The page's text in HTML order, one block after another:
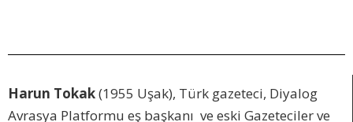
Harun Tokak(1955 Uşak), Türk gazeteci, Diyalog
Avrasya Platformu eş başkanı ve eski Gazeteciler ve